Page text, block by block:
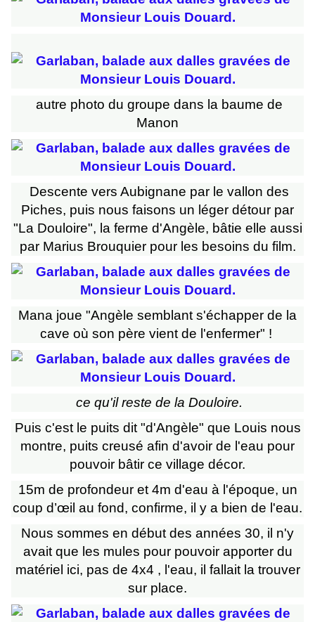
autre photo du groupe dans la baume de
Manon
Descente vers Aubignane par le vallon des
Piches, puis nous faisons un léger détour par
"La Douloire", la ferme d'Angèle, bâtie elle aussi
par Marius Brouquier pour les besoins du film.
Mana joue "Angèle semblant s'échapper de la
cave où son père vient de l'enfermer" !
ce qu'il reste de la Douloire.
Puis c'est le puits dit "d'Angèle" que Louis nous
montre, puits creusé afin d'avoir de l'eau pour
pouvoir bâtir ce village décor.
15m de profondeur et 4m d'eau à l'époque, un
coup d’œil au fond, confirme, il y a bien de l'eau.
Nous sommes en début des années 30, il n'y
avait que les mules pour pouvoir apporter du
matériel ici, pas de 4x4 , l'eau, il fallait la trouver
sur place.